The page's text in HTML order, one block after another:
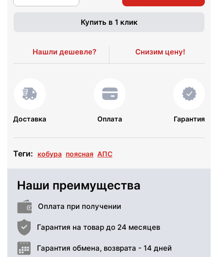
Купить в 1 клик
Нашли дешевле? Снизим цену!
Доставка Оплата Гарантия
Теги: кобура поясная АПС
Наши преимущества
Оплата при получении
Гарантия на товар до 24 месяцев
Гарантия обмена, возврата - 14 дней